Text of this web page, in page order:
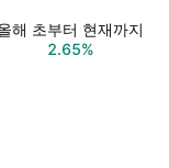
해 초부터 현재까지
2.65%